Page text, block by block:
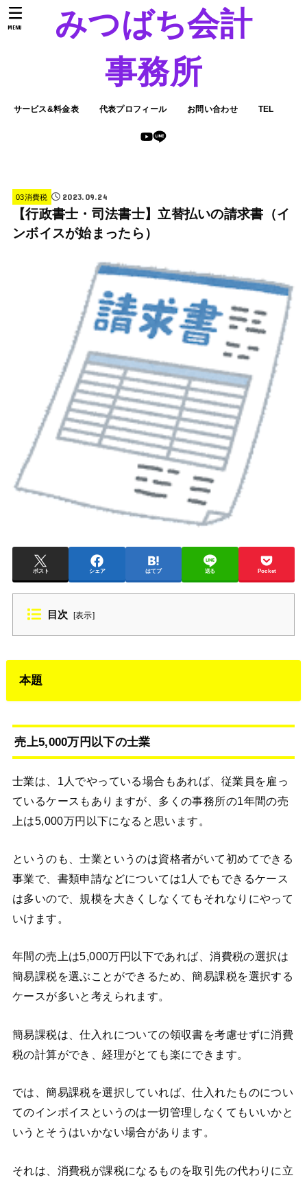
みつばち会計
事務所
サービス&料金表 代表プロフィール お問い合わせ TEL
MENU
03消費税 2023.09.24
【行政書士・司法書士】立替払いの請求書（イ
ンボイスが始まったら）
ポスト シェア はてブ 送る Pocket
目次 [表示]
本題
売上5,000万円以下の士業
士業は、1人でやっている場合もあれば、従業員を雇っ
ているケースもありますが、多くの事務所の1年間の売
上は5,000万円以下になると思います。
というのも、士業というのは資格者がいて初めてできる
事業で、書類申請などについては1人でもできるケース
は多いので、規模を大きくしなくてもそれなりにやって
いけます。
年間の売上は5,000万円以下であれば、消費税の選択は
簡易課税を選ぶことができるため、簡易課税を選択する
ケースが多いと考えられます。
簡易課税は、仕入れについての領収書を考慮せずに消費
税の計算ができ、経理がとても楽にできます。
では、簡易課税を選択していれば、仕入れたものについ
てのインボイスというのは一切管理しなくてもいいかと
いうとそうはいかない場合があります。
それは、消費税が課税になるものを取引先の代わりに立